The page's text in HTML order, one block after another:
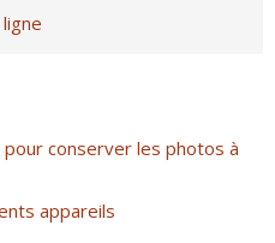
pour conserver les photos à
appareils